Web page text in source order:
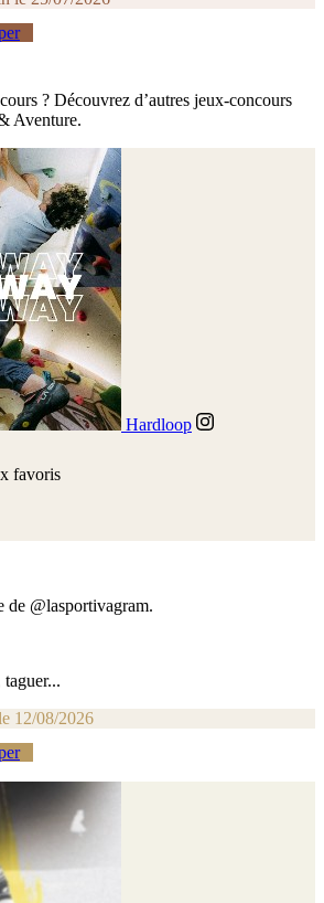
? Découvrez d’autres jeux-concours
Aventure.
Hardloop
favoris
de @lasportivagram.
12/08/2026